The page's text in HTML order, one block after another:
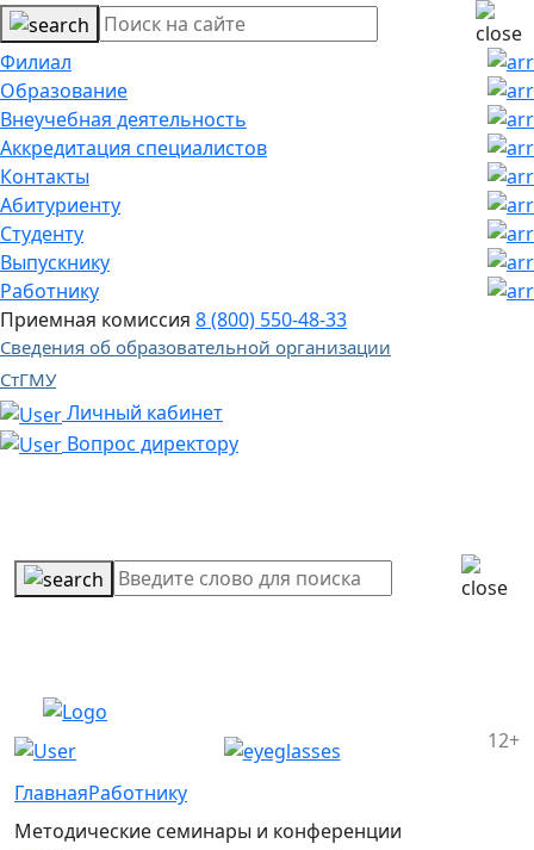
Филиал
Образование
Внеучебная деятельность
Аккредитация специалистов
Контакты
Абитуриенту
Студенту
Выпускнику
Работнику
Приемная комиссия 8 (800) 550-48-33
Сведения об образовательной организации
СтГМУ
Личный кабинет
Вопрос директору
12+
ГлавнаяРаботнику
Методические семинары и конференции